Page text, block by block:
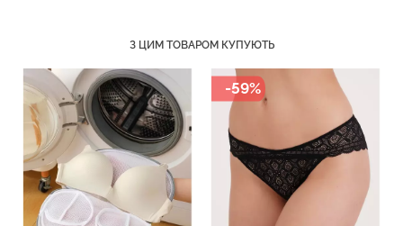
З ЦИМ ТОВАРОМ КУПУЮТЬ
-59% -30%